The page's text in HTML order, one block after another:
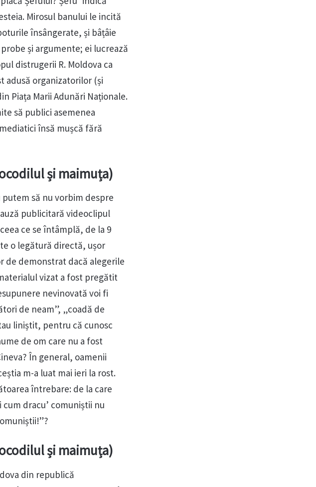
Mirosul banului le incită
însângerate, și bâțâie
și argumente; ei lucrează
distrugerii R. Moldova ca
adusă organizatorilor (și
Piața Marii Adunări Naționale.
să publici asemenea
însă mușcă fără
și maimuța)
putem să nu vorbim despre
publicitară videoclipul
ce se întâmplă, de la 9
o legătură directă, ușor
de demonstrat dacă alegerile
vizat a fost pregătit
nevinovată voi fi
de neam”, „coadă de
liniștit, pentru că cunosc
de om care nu a fost
În general, oamenii
m-a luat mai ieri la rost.
întrebare: de la care
dracu’ comuniștii nu
și maimuța)
din republică